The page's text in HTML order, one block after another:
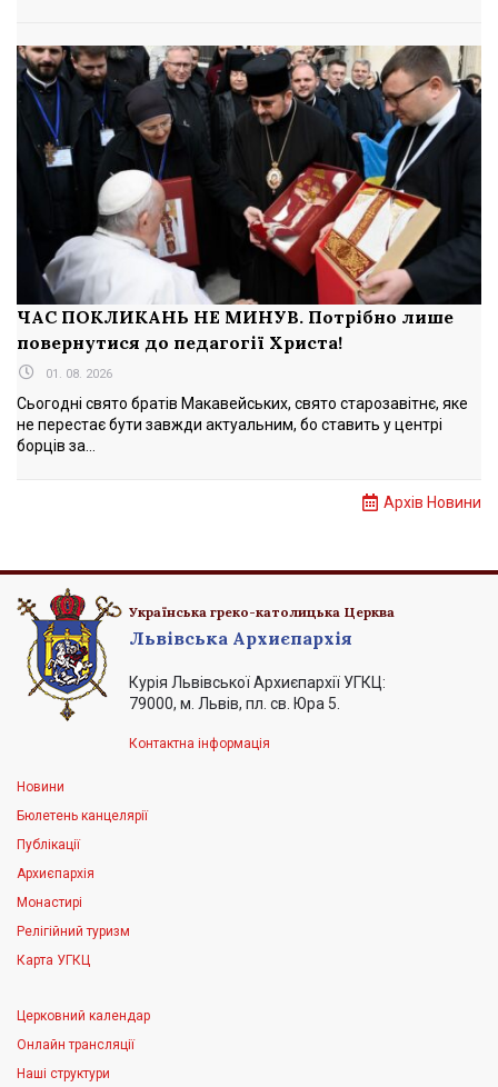
ЧАС ПОКЛИКАНЬ НЕ МИНУВ. Потрібно лише
повернутися до педагогії Христа!
01. 08. 2026
Сьогодні свято братів Макавейських, свято старозавітнє, яке
не перестає бути завжди актуальним, бо ставить у центрі
борців за...
Архів Новини
Українська греко-католицька Церква
Львівська Архиєпархія
Курія Львівської Архиєпархії УГКЦ:
79000, м. Львів, пл. св. Юра 5.
Контактна інформація
Новини
Бюлетень канцелярії
Публікації
Архиєпархія
Монастирі
Релігійний туризм
Карта УГКЦ
Церковний календар
Онлайн трансляції
Наші структури